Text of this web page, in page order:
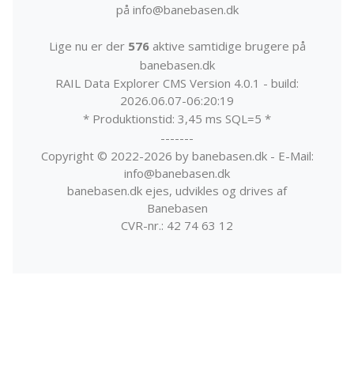
på info@banebasen.dk
Lige nu er der 576aktive samtidige brugere på
banebasen.dk
RAIL Data Explorer CMS Version 4.0.1 - build:
2026.06.07-06:20:19
* Produktionstid: 3,45 ms SQL=5 *
-------
Copyright © 2022-2026 by banebasen.dk - E-Mail:
info@banebasen.dk
banebasen.dk ejes, udvikles og drives af
Banebasen
CVR-nr.: 42 74 63 12